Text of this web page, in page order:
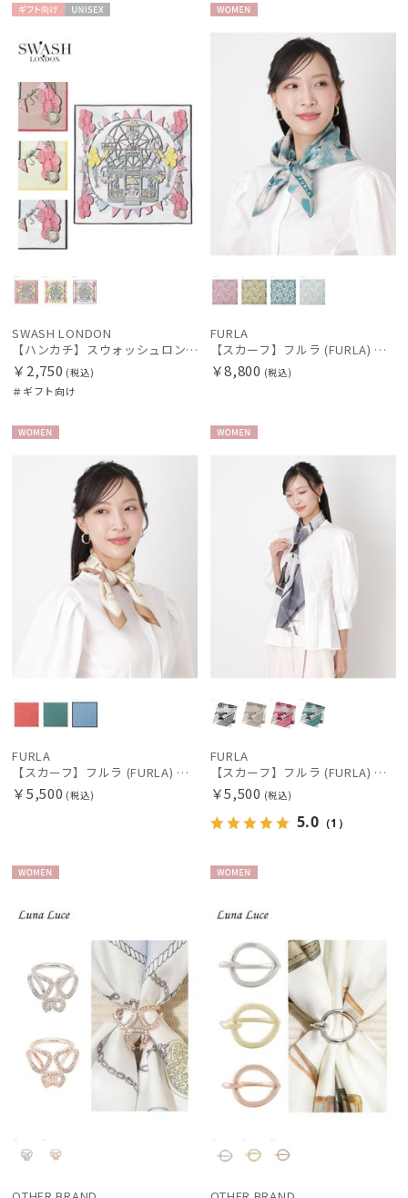
在庫表示
販売状況
入荷状況
向け
X
SWASH LONDON
【ハンカチ】スウォッシュロンドン (SWASH LONDON) Ferris Flight 52*52 日本製
￥2,750 (税込)
＃ギフト向け
FURLA
【スカーフ】フルラ (FURLA) シルクツイル ウォーターフラワー 65*65
￥8,800 (税込)
FURLA
【スカーフ】フルラ (FURLA) シルクツイル 格子 58*58
￥5,500 (税込)
FURLA
【スカーフ】フルラ (FURLA) シルクシフォン アーチロゴ 35*150
￥5,500 (税込)
5.0 （1）
N
N